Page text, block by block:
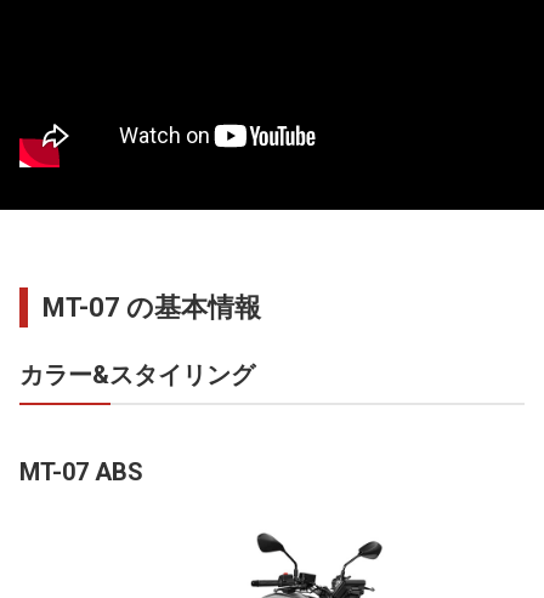
MT-07 の基本情報
カラー&スタイリング
MT-07 ABS